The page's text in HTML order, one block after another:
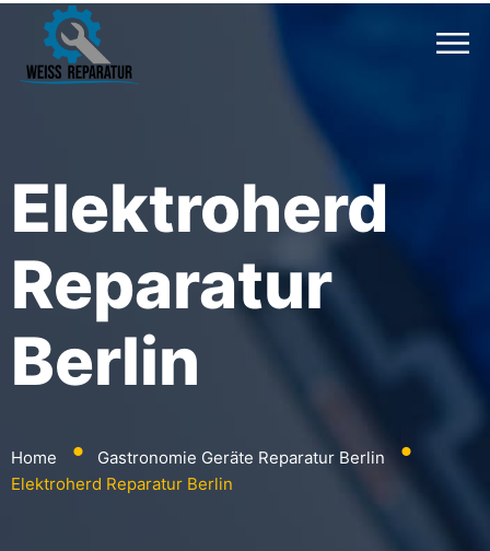
Elektroherd
Reparatur
Berlin
Home ⬤ Gastronomie Geräte Reparatur Berlin ⬤
Elektroherd Reparatur Berlin